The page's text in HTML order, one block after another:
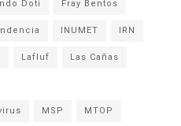
Doti Fray Bentos
INUMET IRN
Lafluf Las Cañas
MSP MTOP